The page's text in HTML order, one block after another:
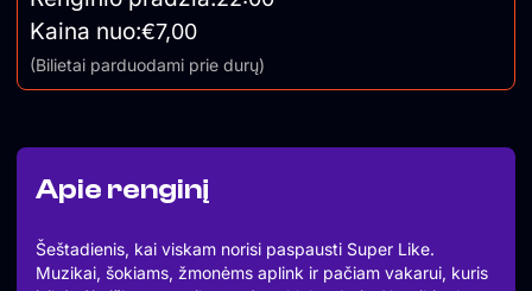
Apie renginį
Šeštadienis, kai viskam norisi paspausti Super Like.
Muzikai, šokiams, žmonėms aplink ir pačiam vakarui, kuris
Kaina nuo:€7,00
(Bilietai parduodami prie durų)